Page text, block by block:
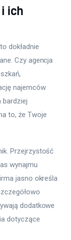
i ich
dokładnie
Czy agencja
najemców
bardziej
to, że Twoje
Przejrzystość
wynajmu
jasno określa
dodatkowe
dotyczące